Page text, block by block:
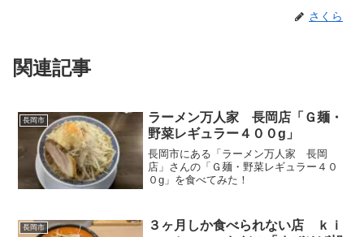
さくら
関連記事
長岡市
ラーメン万人家 長岡店「Ｇ麺・
野菜レギュラー４００g」
長岡市にある「ラーメン万人家 長岡
店」さんの「Ｇ麺・野菜レギュラー４０
０g」を食べてみた！
長岡市
３ヶ月しか食べられない店 ｋｉ